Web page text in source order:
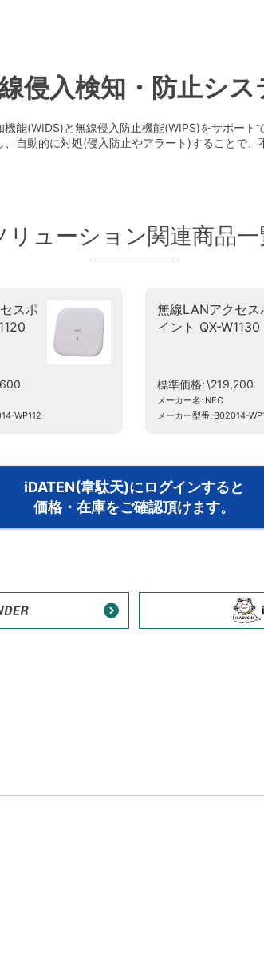
侵入検知・防止シス
能(WIDS)と無線侵入防止機能(WIPS)をサポー
自動的に対処(侵入防止やアラート)することで
リューション関連商品一
スポ
WP112
無線LANアクセス
イント QX-W1130
標準価格 \219,200
メーカー名 NEC
メーカー型番 B02014-
iDATEN(韋駄天)にログインすると
価格・在庫をご確認頂けます。